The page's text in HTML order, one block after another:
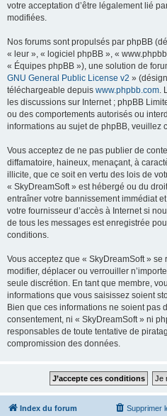
votre acceptation d’être légalement lié
modifiées.
Nos forums sont propulsés par phpBB
« leur », « logiciel phpBB », «
« Équipes phpBB »), une solution de
GNU General Public License v2 »
téléchargeable depuis www.phpbb.com.
les discussions sur Internet ; phpBB
ou des comportements autorisés ou
informations au sujet de phpBB, veuillez
Vous acceptez de ne pas publier de
diffamatoire, haineux, menaçant, à
illicite, que ce soit en vertu des lois de
« SkyDreamSoft » est hébergé ou du
entraîner votre bannissement immédiat
votre fournisseur d’accès à Internet si
de tous les messages est enregistrée
conditions.
Vous acceptez que « SkyDreamSoft »
modifier, déplacer ou verrouiller
seule discrétion. En tant que membre,
informations que vous saisissez soient
Bien que ces informations ne soient pas
consentement, ni « SkyDreamSoft » ni
responsables de toute tentative de
compromission des données.
Index du forum Supprimer